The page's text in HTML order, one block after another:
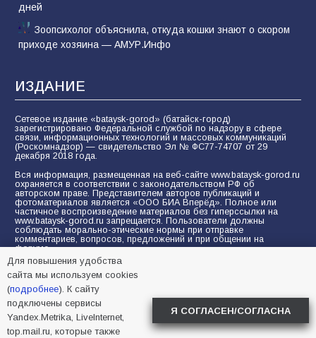
дней
Зоопсихолог объяснила, откуда кошки знают о скором
приходе хозяина — АМУР.Инфо
ИЗДАНИЕ
Сетевое издание «bataysk-gorod» (батайск-город)
зарегистрировано Федеральной службой по надзору в сфере
связи, информационных технологий и массовых коммуникаций
(Роскомнадзор) — свидетельство Эл № ФС77-74707 от 29
декабря 2018 года.
Вся информация, размещенная на веб-сайте www.bataysk-gorod.ru
охраняется в соответствии с законодательством РФ об
авторском праве. Представителем авторов публикаций и
фотоматериалов является «ООО БИА Вперёд». Полное или
частичное воспроизведение материалов без гиперссылки на
www.bataysk-gorod.ru запрещается. Пользователи должны
соблюдать морально-этические нормы при отправке
комментариев, вопросов, предложений и при общении на
форуме.
Политика конфиденциальности и защиты информации
Согласие на обработку персональных данных с помощью
сервисов Yandex.Metrika, LiveInternet, top.mail.ru
© 2005-2026 БИА «ВПЕРЕД»
Для повышения удобства
сайта мы используем cookies
(подробнее). К сайту
подключены сервисы
Yandex.Metrika, LiveInternet,
top.mail.ru, которые также
Я СОГЛАСЕН/СОГЛАСНА